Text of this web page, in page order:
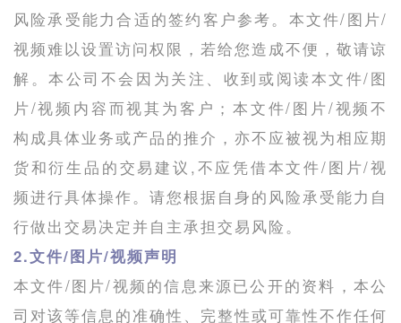
风险承受能力合适的签约客户参考。本文件/图片/
视频难以设置访问权限，若给您造成不便，敬请谅
解。本公司不会因为关注、收到或阅读本文件/图
片/视频内容而视其为客户；本文件/图片/视频不
构成具体业务或产品的推介，亦不应被视为相应期
货和衍生品的交易建议,不应凭借本文件/图片/视
频进行具体操作。请您根据自身的风险承受能力自
行做出交易决定并自主承担交易风险。
2.文件/图片/视频声明
本文件/图片/视频的信息来源已公开的资料，本公
司对该等信息的准确性、完整性或可靠性不作任何